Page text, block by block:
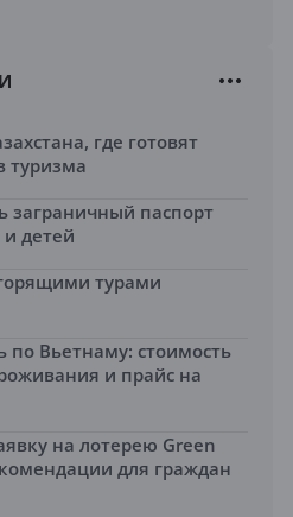
где готовят
туризма
заграничный паспорт
детей
турами
по Вьетнаму: стоимость
и прайс на
на лотерею Green
для граждан